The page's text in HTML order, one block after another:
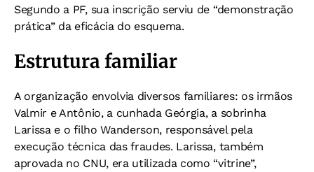
Segundo a PF, sua inscrição serviu de “demonstração
prática” da eficácia do esquema.
Estrutura familiar
A organização envolvia diversos familiares: os irmãos
Valmir e Antônio, a cunhada Geórgia, a sobrinha
Larissa e o filho Wanderson, responsável pela
execução técnica das fraudes. Larissa, também
aprovada no CNU, era utilizada como “vitrine”,